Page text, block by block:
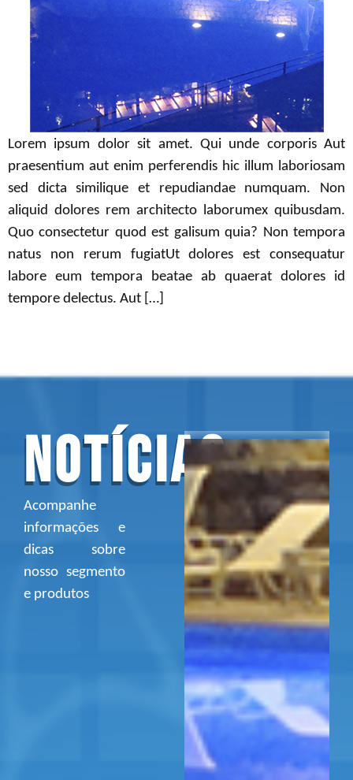
Lorem ipsum dolor sit amet. Qui unde corporis Aut
praesentium aut enim perferendis hic illum laboriosam
sed dicta similique et repudiandae numquam. Non
aliquid dolores rem architecto laborumex quibusdam.
Quo consectetur quod est galisum quia? Non tempora
natus non rerum fugiatUt dolores est consequatur
labore eum tempora beatae ab quaerat dolores id
tempore delectus. Aut […]
NOTÍCIAS
Acompanhe
informações e
dicas sobre
nosso segmento
e produtos